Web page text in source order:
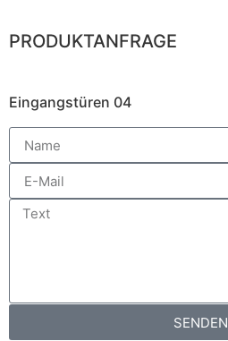
PRODUKTANFRAGE
Eingangstüren 04
SENDEN